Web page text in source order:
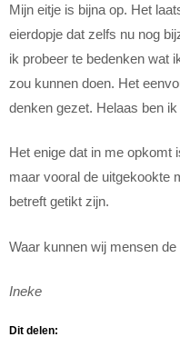
Mijn eitje is bijna op. Het
eierdopje dat zelfs nu nog
ik probeer te bedenken wat
zou kunnen doen. Het
denken gezet. Helaas ben
Het enige dat in me opkomt
maar vooral de uitgekookte
betreft getikt zijn.
Waar kunnen wij mensen
Ineke
Dit delen: